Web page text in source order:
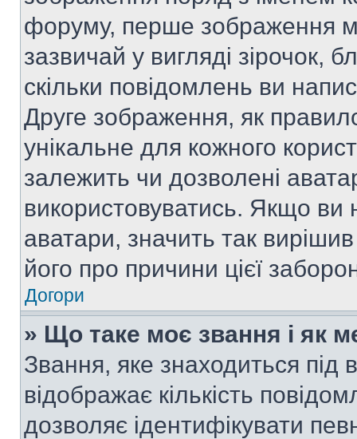
форуму, перше зображення
зазвичай у вигляді зірочок,
скільки повідомлень ви
Друге зображення, як
унікальне для кожного
залежить чи дозволені
використовуватись. Якщо ви
аватари, значить так
його про причини цієї
Догори
» Що таке моє звання і як
Звання, яке знаходиться
відображає кількість
дозволяє ідентифікувати